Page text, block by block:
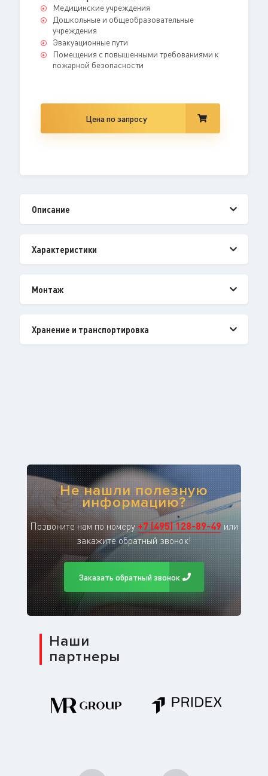
Медицинские учреждения
Дошкольные и общеобразовательные
учреждения
Эвакуационные пути
Помещения с повышенными требованиями к
пожарной безопасности
Цена по запросу
Описание
Характеристики
Монтаж
Хранение и транспортировка
Не нашли полезную
информацию?
Позвоните нам по номеру+7(495)128-89-49 или
закажите обратный звонок!
Заказать обратный звонок
Наши
партнеры